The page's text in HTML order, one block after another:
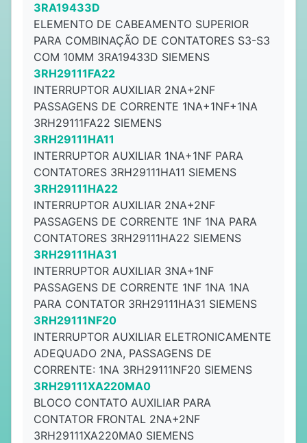
3RA19433D
ELEMENTO DE CABEAMENTO SUPERIOR
PARA COMBINAÇÃO DE CONTATORES S3-S3
COM 10MM 3RA19433D SIEMENS
3RH29111FA22
INTERRUPTOR AUXILIAR 2NA+2NF
PASSAGENS DE CORRENTE 1NA+1NF+1NA
3RH29111FA22 SIEMENS
3RH29111HA11
INTERRUPTOR AUXILIAR 1NA+1NF PARA
CONTATORES 3RH29111HA11 SIEMENS
3RH29111HA22
INTERRUPTOR AUXILIAR 2NA+2NF
PASSAGENS DE CORRENTE 1NF 1NA PARA
CONTATORES 3RH29111HA22 SIEMENS
3RH29111HA31
INTERRUPTOR AUXILIAR 3NA+1NF
PASSAGENS DE CORRENTE 1NF 1NA 1NA
PARA CONTATOR 3RH29111HA31 SIEMENS
3RH29111NF20
INTERRUPTOR AUXILIAR ELETRONICAMENTE
ADEQUADO 2NA, PASSAGENS DE
CORRENTE: 1NA 3RH29111NF20 SIEMENS
3RH29111XA220MA0
BLOCO CONTATO AUXILIAR PARA
CONTATOR FRONTAL 2NA+2NF
3RH29111XA220MA0 SIEMENS